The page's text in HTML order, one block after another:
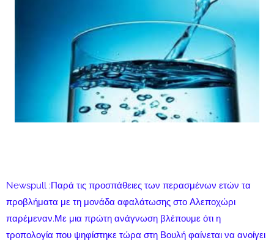
Newspull :Παρά τις προσπάθειες των περασμένων ετών τα
προβλήματα με τη μονάδα αφαλάτωσης στο Αλεποχώρι
παρέμεναν.Με μια πρώτη ανάγνωση βλέπουμε ότι η
τροπολογία που ψηφίστηκε τώρα στη Βουλή φαίνεται να ανοίγει